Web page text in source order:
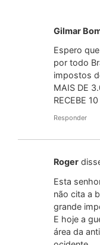
Gilmar
Espero
por todo
impostos
MAIS DE
RECEBE
Responder
Roger
Esta
não cita a
grande
E hoje a
área da